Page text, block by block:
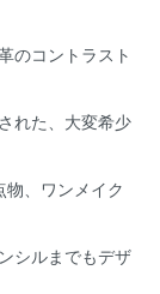
のコントラスト
れた、大変希少
物、ワンメイク
シルまでもデザ